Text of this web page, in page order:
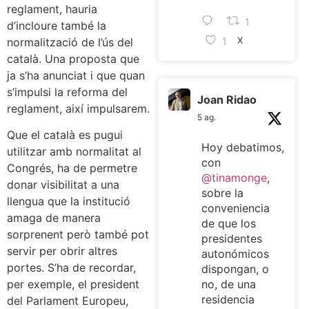
reglament, hauria
d’incloure també la
normalització de l’ús del
català. Una proposta que
ja s’ha anunciat i que quan
s’impulsi la reforma del
reglament, així impulsarem.
Que el català es pugui
utilitzar amb normalitat al
Congrés, ha de permetre
donar visibilitat a una
llengua que la institució
amaga de manera
sorprenent però també pot
servir per obrir altres
portes. S’ha de recordar,
per exemple, el president
del Parlament Europeu,
1
1
X
Joan Ridao
5 ag.
Hoy debatimos,
con
@tinamonge,
sobre la
conveniencia
de que los
presidentes
autonómicos
dispongan, o
no, de una
residencia